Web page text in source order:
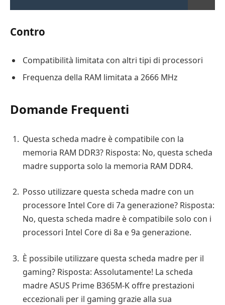
Contro
Compatibilità limitata con altri tipi di processori
Frequenza della RAM limitata a 2666 MHz
Domande Frequenti
Questa scheda madre è compatibile con la
memoria RAM DDR3? Risposta: No, questa scheda
madre supporta solo la memoria RAM DDR4.
Posso utilizzare questa scheda madre con un
processore Intel Core di 7a generazione? Risposta:
No, questa scheda madre è compatibile solo con i
processori Intel Core di 8a e 9a generazione.
È possibile utilizzare questa scheda madre per il
gaming? Risposta: Assolutamente! La scheda
madre ASUS Prime B365M-K offre prestazioni
eccezionali per il gaming grazie alla sua